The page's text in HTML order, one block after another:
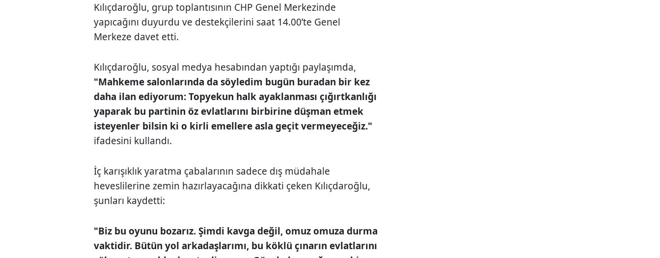
Kılıçdaroğlu, grup toplantısının CHP Genel Merkezinde
yapıcağını duyurdu ve destekçilerini saat 14.00’te Genel
Merkeze davet etti.
Kılıçdaroğlu, sosyal medya hesabından yaptığı paylaşımda,
"Mahkeme salonlarında da söyledim bugün buradan bir kez
daha ilan ediyorum: Topyekun halk ayaklanması çığırtkanlığı
yaparak bu partinin öz evlatlarını birbirine düşman etmek
isteyenler bilsin ki o kirli emellere asla geçit vermeyeceğiz."
ifadesini kullandı.
İç karışıklık yaratma çabalarının sadece dış müdahale
heveslilerine zemin hazırlayacağına dikkati çeken Kılıçdaroğlu,
şunları kaydetti:
"Biz bu oyunu bozarız. Şimdi kavga değil, omuz omuza durma
vaktidir. Bütün yol arkadaşlarımı, bu köklü çınarın evlatlarını